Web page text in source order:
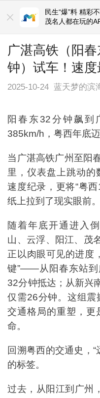
民生“爆”料 精彩
茂名人都在玩的
广湛高铁（阳
钟）试车！速
2025-10-24 蓝天梦的滨
阳春东32分钟飙到
385km/h，粤西年底迈
当广湛高铁广州至阳
里，仪表盘上跳动的
速度纪录，更将“粤
纸上拉到了现实眼前。
随着年底开通进入
山、云浮、阳江、茂
正以肉眼可见的进度
键”——从阳春东站到
32分钟抵达；从新兴
仅需26分钟。这组
交通格局的重塑，更
命。
回溯粤西的交通史，
的标签。
过去，从阳江到广州